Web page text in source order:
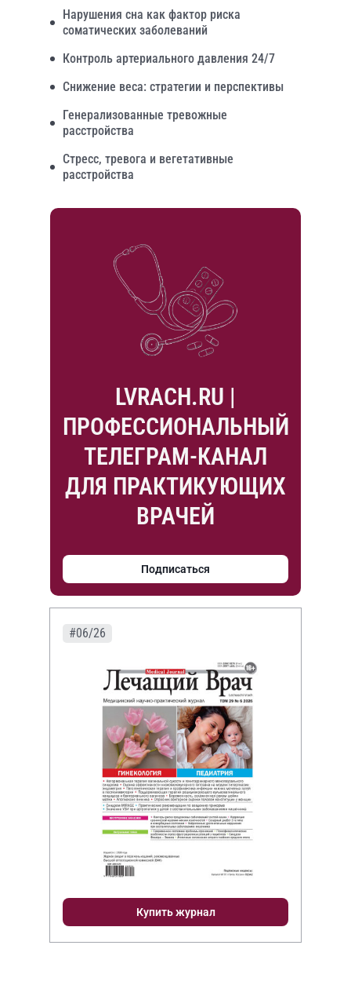
Нарушения сна как фактор риска
соматических заболеваний
Контроль артериального давления 24/7
Снижение веса: стратегии и перспективы
Генерализованные тревожные
расстройства
Стресс, тревога и вегетативные
расстройства
LVRACH.RU |
ПРОФЕССИОНАЛЬНЫЙ
ТЕЛЕГРАМ-КАНАЛ
ДЛЯ ПРАКТИКУЮЩИХ
ВРАЧЕЙ
Подписаться
#06/26
Купить журнал